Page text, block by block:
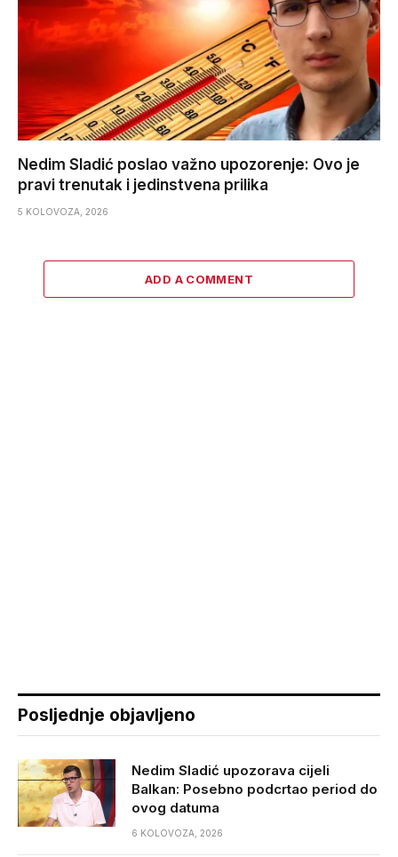
Nedim Sladić poslao važno upozorenje: Ovo je
pravi trenutak i jedinstvena prilika
5 KOLOVOZA, 2026
ADD A COMMENT
Posljednje objavljeno
Nedim Sladić upozorava cijeli
Balkan: Posebno podcrtao period do
ovog datuma
6 KOLOVOZA, 2026